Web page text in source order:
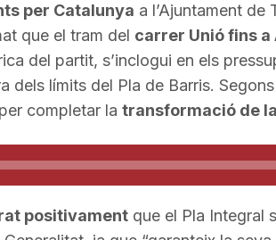
per Catalunya a l’Ajuntament de
que el tram del carrer Unió fins a
del partit, s’inclogui en els
dels límits del Pla de Barris.
completar la transformació de
positivamentque el Pla Integral